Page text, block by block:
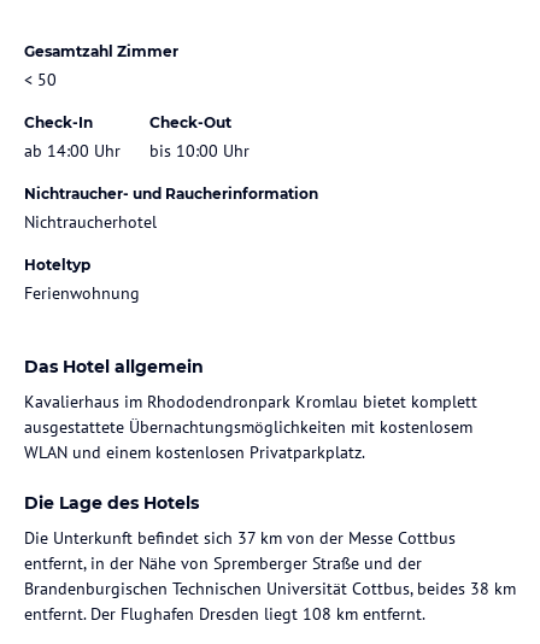
Gesamtzahl Zimmer
< 50
Check-In
ab 14:00 Uhr
Check-Out
bis 10:00 Uhr
Nichtraucher- und Raucherinformation
Nichtraucherhotel
Hoteltyp
Ferienwohnung
Das Hotel allgemein
Kavalierhaus im Rhododendronpark Kromlau bietet komplett
ausgestattete Übernachtungsmöglichkeiten mit kostenlosem
WLAN und einem kostenlosen Privatparkplatz.
Die Lage des Hotels
Die Unterkunft befindet sich 37 km von der Messe Cottbus
entfernt, in der Nähe von Spremberger Straße und der
Brandenburgischen Technischen Universität Cottbus, beides 38 km
entfernt. Der Flughafen Dresden liegt 108 km entfernt.